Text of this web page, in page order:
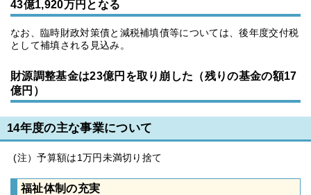
43億1,920万円となる
なお、臨時財政対策債と減税補填債等については、後年度交付税
として補填される見込み。
財源調整基金は23億円を取り崩した（残りの基金の額17
億円）
14年度の主な事業について
(注）予算額は1万円未満切り捨て
福祉体制の充実